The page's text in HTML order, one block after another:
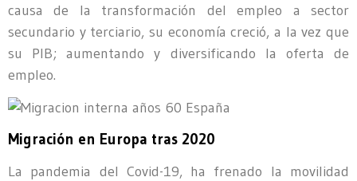
causa de la transformación del empleo a sector
secundario y terciario, su economía creció, a la vez que
su PIB; aumentando y diversificando la oferta de
empleo.
Migración en Europa tras 2020
La pandemia del Covid-19, ha frenado la movilidad